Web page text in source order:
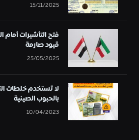
15/11/2025
فتح التأشيرات
قيود صارمة
25/05/2025
لا تستخدم خلطات
بالحبوب الصينية
10/04/2023